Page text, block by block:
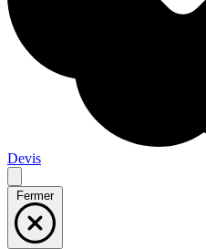
Devis
Fermer